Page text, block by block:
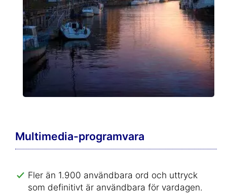
Multimedia-programvara
Fler än 1.900 användbara ord och uttryck
som definitivt är användbara för vardagen.